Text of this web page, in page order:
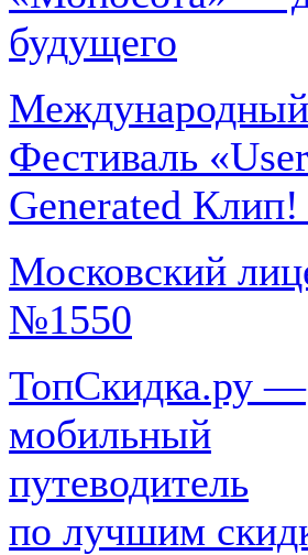
будущего
Международный
Фестиваль «User
Generated Клип!
Московский
№1550
ТопСкидка.ру —
мобильный
путеводитель
по лучшим